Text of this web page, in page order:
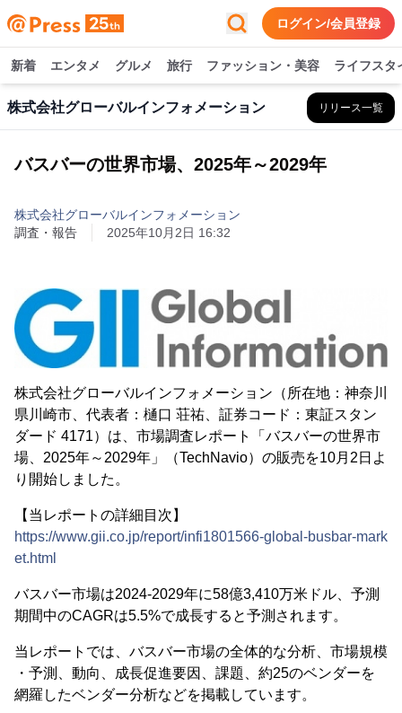
ログイン/会員登録
新着 エンタメ グルメ 旅行 ファッション・美容 ライフスタ
株式会社グローバルインフォメーション リリース一覧
バスバーの世界市場、2025年～2029年
株式会社グローバルインフォメーション
調査・報告
2025年10月2日 16:32
株式会社グローバルインフォメーション（所在地：神奈川
県川崎市、代表者：樋口 荘祐、証券コード：東証スタン
ダード 4171）は、市場調査レポート「バスバーの世界市
場、2025年～2029年」（TechNavio）の販売を10月2日よ
り開始しました。
【当レポートの詳細目次】
https://www.gii.co.jp/report/infi1801566-global-busbar-mark
et.html
バスバー市場は2024-2029年に58億3,410万米ドル、予測
期間中のCAGRは5.5%で成長すると予測されます。
当レポートでは、バスバー市場の全体的な分析、市場規模
・予測、動向、成長促進要因、課題、約25のベンダーを
網羅したベンダー分析などを掲載しています。